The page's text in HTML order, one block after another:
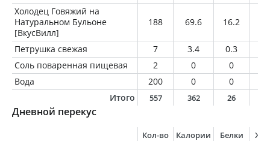
Холодец Говяжий на
Натуральном Бульоне
[ВкусВилл]
188 69.6 16.2
Петрушка свежая 7 3.4 0.3
Соль поваренная пищевая
2 0 0
Вода
200 0 0
Итого
557 362 26
Дневной перекус
Кол-во Калории Белки